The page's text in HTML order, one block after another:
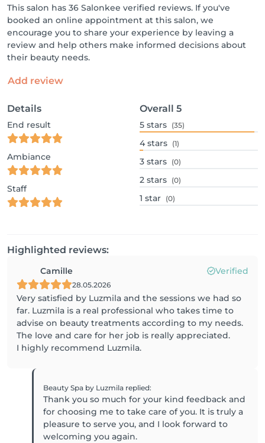
This salon has 36 Salonkee verified reviews. If you've
booked an online appointment at this salon, we
encourage you to share your experience by leaving a
review and help others make informed decisions about
their beauty needs.
Add review
Details
End result
Ambiance
Staff
Overall 5
5 stars (35)
4 stars (1)
3 stars (0)
2 stars (0)
1 star (0)
Highlighted reviews:
Camille Verified
28.05.2026
Very satisfied by Luzmila and the sessions we had so
far. Luzmila is a real professional who takes time to
advise on beauty treatments according to my needs.
The love and care for her job is really appreciated.
I highly recommend Luzmila.
Beauty Spa by Luzmila replied:
Thank you so much for your kind feedback and
for choosing me to take care of you. It is truly a
pleasure to serve you, and I look forward to
welcoming you again.